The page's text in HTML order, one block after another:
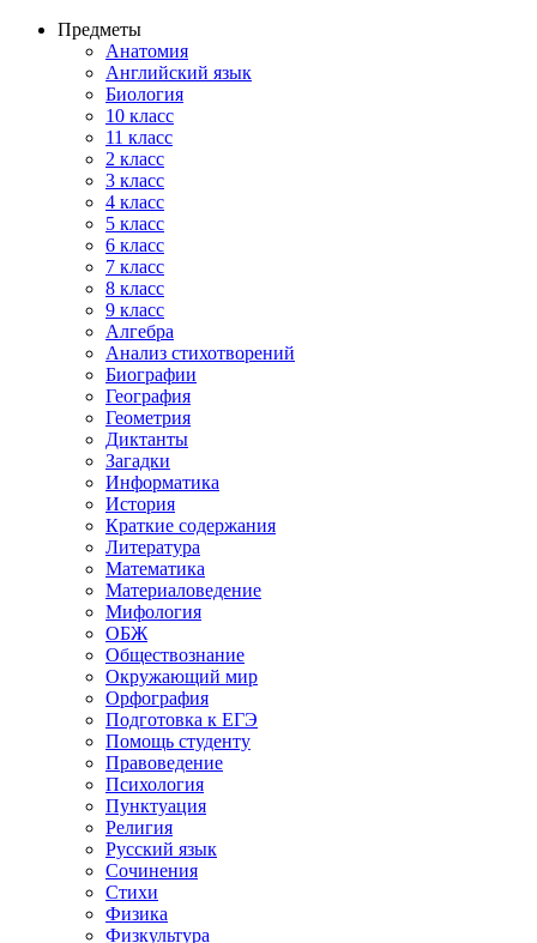
Предметы
Анатомия
Английский язык
Биология
10 класс
11 класс
2 класс
3 класс
4 класс
5 класс
6 класс
7 класс
8 класс
9 класс
Алгебра
Анализ стихотворений
Биографии
География
Геометрия
Диктанты
Загадки
Информатика
История
Краткие содержания
Литература
Математика
Материаловедение
Мифология
ОБЖ
Обществознание
Окружающий мир
Орфография
Подготовка к ЕГЭ
Помощь студенту
Правоведение
Психология
Пунктуация
Религия
Русский язык
Сочинения
Стихи
Физика
Физкультура